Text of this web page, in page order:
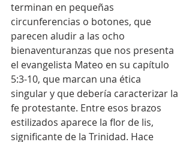
terminan en pequeñas
circunferencias o botones, que
parecen aludir a las ocho
bienaventuranzas que nos presenta
el evangelista Mateo en su capítulo
5:3-10, que marcan una ética
singular y que debería caracterizar la
fe protestante. Entre esos brazos
estilizados aparece la flor de lis,
significante de la Trinidad. Hace